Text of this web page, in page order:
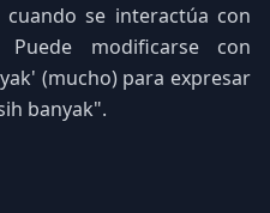
se interactúa con
modificarse con
(mucho) para expresar
banyak".